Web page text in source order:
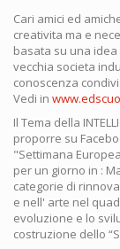
Cari amici ed
creativita ma e
basata su una
vecchia societa
conoscenza
Vedi in
Il Tema della
proporre su
"Settimana
per un giorno in :
categorie di
e nell' arte nel
evoluzione e lo
costruzione dello